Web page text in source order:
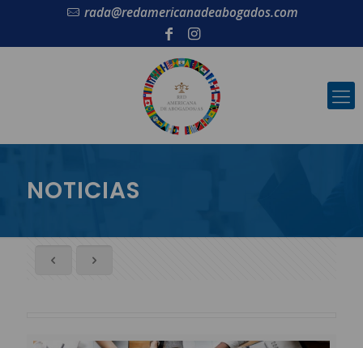
rada@redamericanadeabogados.com
NOTICIAS